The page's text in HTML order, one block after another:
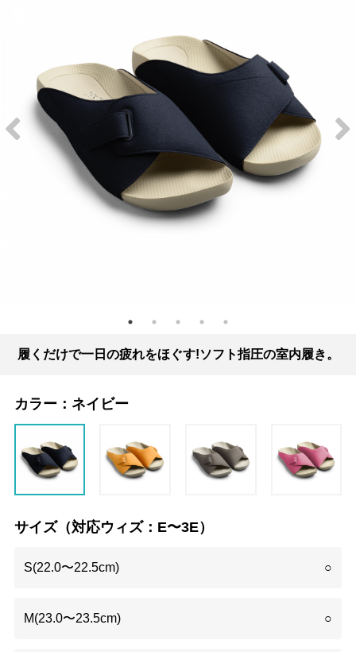
履くだけで一日の疲れをほぐす!ソフト指圧の室内履き。
カラー： ネイビー
サイズ（対応ウィズ：E〜3E）
S(22.0〜22.5cm) ○
M(23.0〜23.5cm) ○